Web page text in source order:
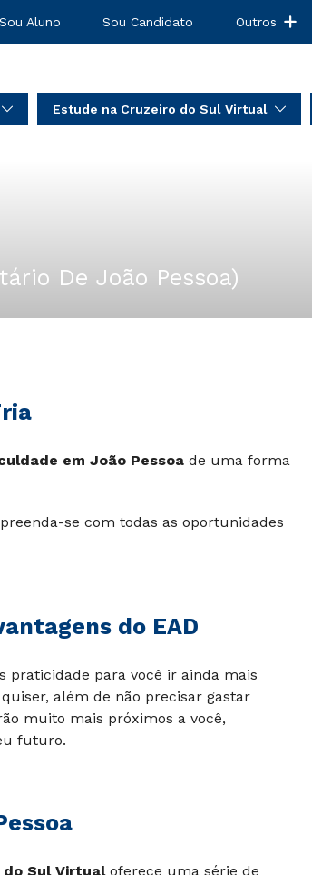
Sou Aluno Sou Candidato Outros
Estude na Cruzeiro do Sul Virtual
De João Pessoa)
em João Pessoa de uma forma
se com todas as oportunidades
do EAD
praticidade para você ir ainda mais
além de não precisar gastar
muito mais próximos a você,
futuro.
do Sul Virtualoferece uma série de